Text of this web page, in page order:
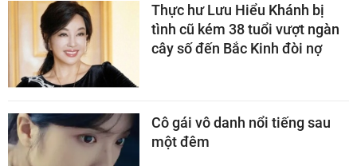
Thực hư Lưu Hiểu Khánh bị
tình cũ kém 38 tuổi vượt ngàn
cây số đến Bắc Kinh đòi nợ
Cô gái vô danh nổi tiếng sau
một đêm